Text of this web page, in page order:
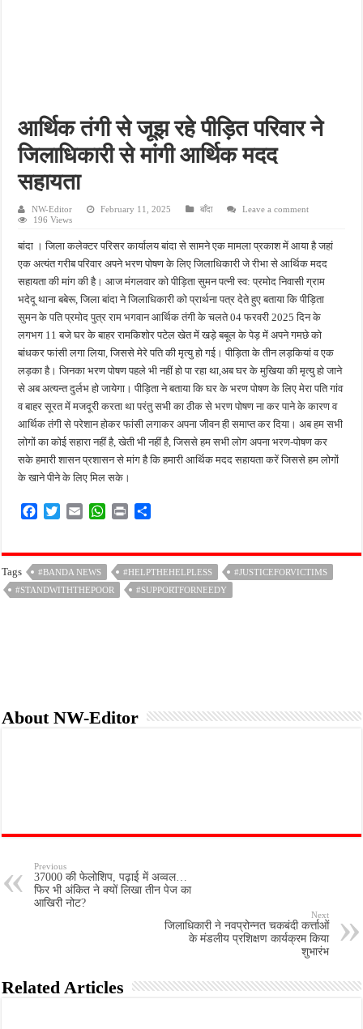
असोथर मंडल बैठक में संगठन विस्तार पर मंथन, हर घर तिरंगा अभियान को सफल बनाने का आह्वान
आर्थिक तंगी से जूझ रहे पीड़ित परिवार ने
जिलाधिकारी से मांगी आर्थिक मदद
सहायता
NW-Editor February 11, 2025 बाँदा
Leave a comment
196 Views
बांदा । जिला कलेक्टर परिसर कार्यालय बांदा से सामने एक मामला प्रकाश में आया है जहां
एक अत्यंत गरीब परिवार अपने भरण पोषण के लिए जिलाधिकारी जे रीभा से आर्थिक मदद
सहायता की मांग की है। आज मंगलवार को पीड़िता सुमन पत्नी स्व: प्रमोद निवासी ग्राम
भदेदू थाना बबेरू, जिला बांदा ने जिलाधिकारी को प्रार्थना पत्र देते हुए बताया कि पीड़िता
सुमन के पति प्रमोद पुत्र राम भगवान आर्थिक तंगी के चलते 04 फरवरी 2025 दिन के
लगभग 11 बजे घर के बाहर रामकिशोर पटेल खेत में खड़े बबूल के पेड़ में अपने गमछे को
बांधकर फांसी लगा लिया, जिससे मेरे पति की मृत्यु हो गई। पीड़िता के तीन लड़कियां व एक
लड़का है। जिनका भरण पोषण पहले भी नहीं हो पा रहा था,अब घर के मुखिया की मृत्यु हो जाने
से अब अत्यन्त दुर्लभ हो जायेगा। पीड़िता ने बताया कि घर के भरण पोषण के लिए मेरा पति गांव
व बाहर सूरत में मजदूरी करता था परंतु सभी का ठीक से भरण पोषण ना कर पाने के कारण व
आर्थिक तंगी से‌ परेशान होकर फांसी लगाकर अपना जीवन ही समाप्त कर दिया। अब हम सभी
लोगों का कोई सहारा नहीं है, खेती भी नहीं है, जिससे हम सभी लोग अपना भरण-पोषण कर
सके हमारी शासन प्रशासन से मांग है कि हमारी आर्थिक मदद सहायता करें जिससे हम लोगों
के खाने पीने के लिए मिल सके।
e
b
o
t
t
e
i
l
W
t
A
n
t
r
e
Tags #BANDA NEWS #HELPTHEHELPLESS
#JUSTICEFORVICTIMS
#STANDWITHTHEPOOR
#SUPPORTFORNEEDY
About NW-Editor
Previous
37000 की फेलोशिप, पढ़ाई में अव्वल…
फिर भी अंकित ने क्यों लिखा तीन पेज का
आखिरी नोट?
Next
जिलाधिकारी ने नवप्रोन्नत चकबंदी कर्त्ताओं
के मंडलीय प्रशिक्षण कार्यक्रम किया
शुभारंभ
Related Articles